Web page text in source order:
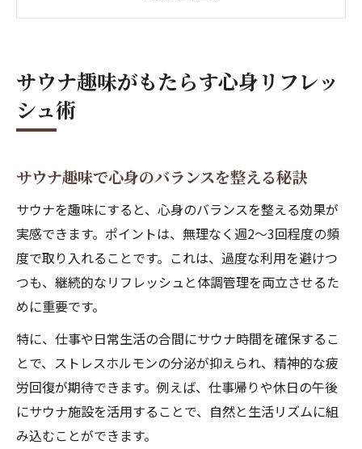
サウナ趣味男・女それぞれの楽しみ方
仕事帰りに楽しむサウナ生活の魅力
サウナ趣味が仕事帰りにおすすめな理由
理由
サウナ趣味男が仕事終わりに感じる魅力と
は
サウナを継続する頻度と理想的なスケジュ
趣味サウナのメリットと健康効果を探る
サウナ趣味の健康メリットと科学的根拠
サウナが趣味になる理由とその効果を解説
サウナ趣味で期待できる体調管理のポイン
サウナ趣味がもたらす心身リフレッ
シュ術
サウナ趣味で心身のバランスを整える秘訣
サウナを趣味にすると、心身のバランスを整える効果が
実感できます。ポイントは、無理なく週2～3回程度の頻
度で取り入れることです。これは、過度な利用を避けつ
つも、継続的なリフレッシュと体調管理を両立させるた
めに重要です。
特に、仕事や日常生活の合間にサウナ時間を確保するこ
とで、ストレスホルモンの分泌が抑えられ、精神的な疲
労回復が期待できます。例えば、仕事帰りや休日の午後
にサウナ施設を活用することで、自然と生活リズムに組
み込むことができます。